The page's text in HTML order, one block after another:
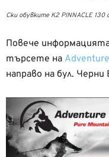
Ски обувките K2 PINNACLE 130
Повече
търсете на
направо на бул.